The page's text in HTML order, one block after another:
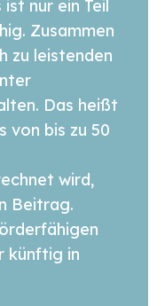
nur ein Teil
Zusammen
zu leistenden
Das heißt
von bis zu 50
wird,
Beitrag.
künftig in